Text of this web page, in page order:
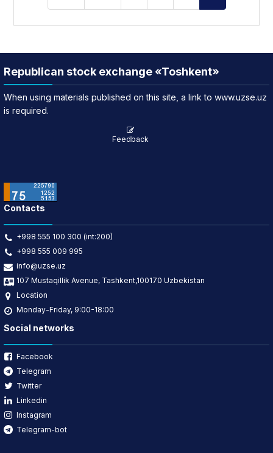
Republican stock exchange «Toshkent»
When using materials published on this site, a link to www.uzse.uz
is required.
Feedback
Contacts
+998 555 100 300 (int:200)
+998 555 009 995
info@uzse.uz
107 Mustaqillik Avenue, Tashkent,100170 Uzbekistan
Location
Monday-Friday, 9:00-18:00
Social networks
Facebook
Telegram
Twitter
Linkedin
Instagram
Telegram-bot